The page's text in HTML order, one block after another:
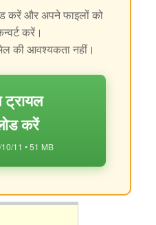
करें और अपने फाइलों को
करें।
की आवश्यकता नहीं।
करें
11 • 51 MB